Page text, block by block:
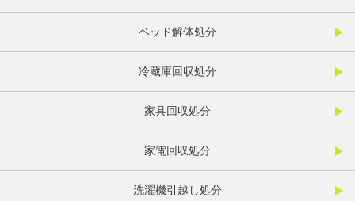
ベッド解体処分
冷蔵庫回収処分
家具回収処分
家電回収処分
洗濯機引越し処分